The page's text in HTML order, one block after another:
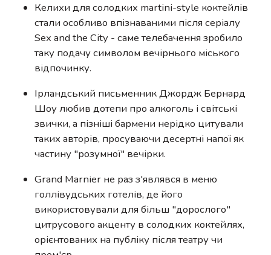
Келихи для солодких martini-style коктейлів
стали особливо впізнаваними після серіалу
Sex and the City - саме телебачення зробило
таку подачу символом вечірнього міського
відпочинку.
Ірландський письменник Джордж Бернард
Шоу любив дотепи про алкоголь і світські
звички, а пізніші бармени нерідко цитували
таких авторів, просуваючи десертні напої як
частину "розумної" вечірки.
Grand Marnier не раз з'являвся в меню
голлівудських готелів, де його
використовували для більш "дорослого"
цитрусового акценту в солодких коктейлях,
орієнтованих на публіку після театру чи